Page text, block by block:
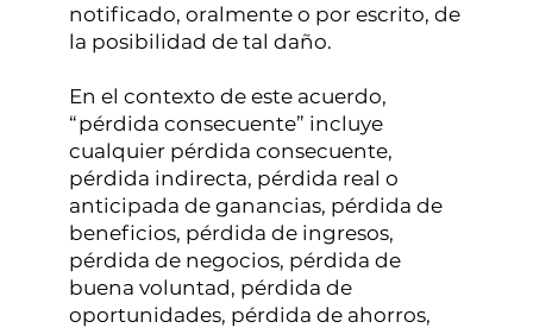
notificado, oralmente o por escrito, de
la posibilidad de tal daño.
En el contexto de este acuerdo,
“pérdida consecuente” incluye
cualquier pérdida consecuente,
pérdida indirecta, pérdida real o
anticipada de ganancias, pérdida de
beneficios, pérdida de ingresos,
pérdida de negocios, pérdida de
buena voluntad, pérdida de
oportunidades, pérdida de ahorros,